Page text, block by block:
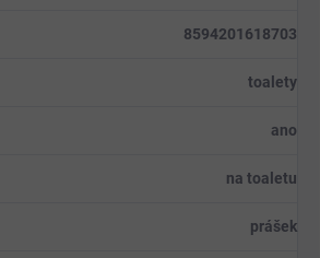
8594201618703
toalety
ano
na toaletu
prášek